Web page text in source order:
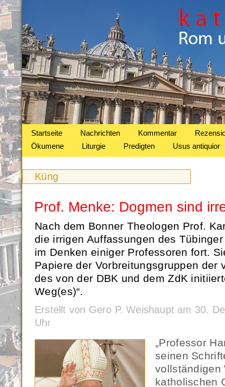
Startseite Nachrichten Kommentar
Ökumene
Liturgie Predigten Usus antiquior
Küng
Prof. Menke: Dogmen sind
Nach dem Bonner Theologen Prof.
die irrigen Auffassungen des
im Denken einiger Professoren fort.
Papiere der Vorbreitungsgruppen der
des von der DBK und dem ZdK
Weg(es)“.
Erstellt von Gero P. Weishaupt am 30.
Uhr
„Professor
seinen
vollständigen
katholischen